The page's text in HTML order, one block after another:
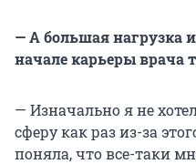
— А большая нагрузка
начале карьеры врача
— Изначально я не
сферу как раз из-за
поняла, что все-таки